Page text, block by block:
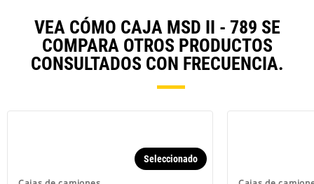
VEA CÓMO CAJA MSD II - 789 SE
COMPARA OTROS PRODUCTOS
CONSULTADOS CON FRECUENCIA.
Seleccionado